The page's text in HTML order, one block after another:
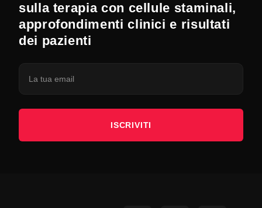
sulla terapia con cellule staminali,
approfondimenti clinici e risultati
dei pazienti
ISCRIVITI